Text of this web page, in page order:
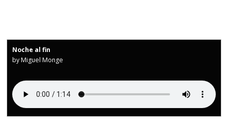
Noche al fin
by Miguel Monge